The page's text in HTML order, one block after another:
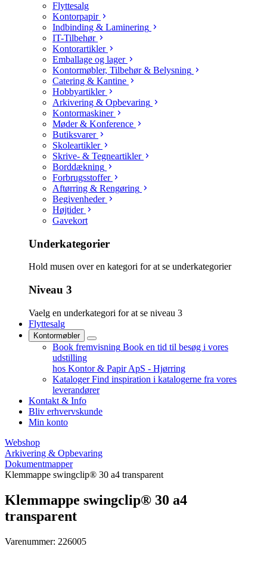
Flyttesalg
Kontorpapir
Indbinding & Laminering
IT-Tilbehør
Kontorartikler
Emballage og lager
Kontormøbler, Tilbehør & Belysning
Catering & Kantine
Hobbyartikler
Arkivering & Opbevaring
Kontormaskiner
Møder & Konference
Butiksvarer
Skoleartikler
Skrive- & Tegneartikler
Borddækning
Forbrugsstoffer
Aftørring & Rengøring
Begivenheder
Højtider
Gavekort
Underkategorier
Hold musen over en kategori for at se underkategorier
Niveau 3
Vaelg en underkategori for at se niveau 3
Flyttesalg
Kontormøbler
Book fremvisning Book en tid til besøg i vores
udstilling
hos Kontor & Papir ApS - Hjørring
Kataloger Find inspiration i katalogerne fra vores
leverandører
Kontakt & Info
Bliv erhvervskunde
Min konto
Webshop
Arkivering & Opbevaring
Dokumentmapper
Klemmappe swingclip® 30 a4 transparent
Klemmappe swingclip® 30 a4
transparent
Varenummer: 226005